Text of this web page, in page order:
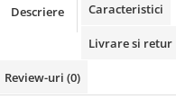
Descriere Caracteristici
Livrare si retur
Review-uri (0)